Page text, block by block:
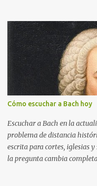
Pitio , 1813. Colección
parte inferior derecha de la
flechas, podrás visualizar la
Cómo escuchar a Bach hoy
Escuchar a Bach en la
problema de distancia
escrita para cortes, iglesias
la pregunta cambia